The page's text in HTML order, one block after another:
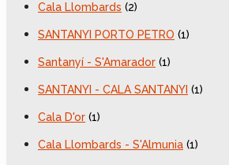
Cala Llombards (2)
SANTANYI PORTO PETRO (1)
Santanyí - S'Amarador (1)
SANTANYI - CALA SANTANYI (1)
Cala D'or (1)
Cala Llombards - S'Almunia (1)